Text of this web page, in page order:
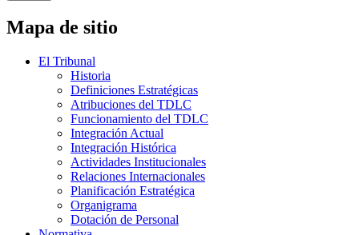
Mapa de sitio
El Tribunal
Historia
Definiciones Estratégicas
Atribuciones del TDLC
Funcionamiento del TDLC
Integración Actual
Integración Histórica
Actividades Institucionales
Relaciones Internacionales
Planificación Estratégica
Organigrama
Dotación de Personal